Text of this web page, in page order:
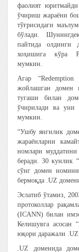
фаолият
ўчириш жараёни
тўғрисидаги
бўлади.
пайтида олдинги
хоҳишига кўра
мумкин.
Агар
жойлашган домен
тугаши билан
ўчирилади ва уни
мумкин.
“Ушбу янгилик
жараёнларни
номлари
беради. 30 кунлик
сўнг домен
бермоқда .UZ
Эслатиб ўтамиз,
протоколлар
(ICANN) билан
Келишувга асосан
юқори даражали
.UZ доменида